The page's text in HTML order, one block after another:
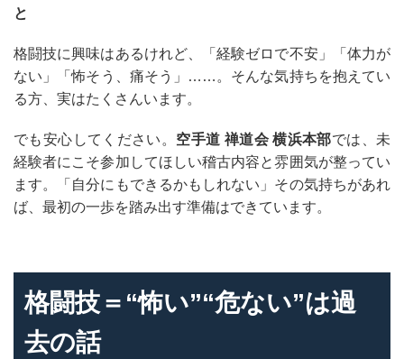
と
格闘技に興味はあるけれど、「経験ゼロで不安」「体力が
ない」「怖そう、痛そう」……。そんな気持ちを抱えてい
る方、実はたくさんいます。
でも安心してください。 空手道 禅道会 横浜本部では、未
経験者にこそ参加してほしい稽古内容と雰囲気が整ってい
ます。「自分にもできるかもしれない」その気持ちがあれ
ば、最初の一歩を踏み出す準備はできています。
格闘技＝“怖い”“危ない”は過
去の話